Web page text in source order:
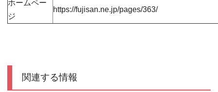
ホームペー
ジ
https://fujisan.ne.jp/pages/363/
関連する情報